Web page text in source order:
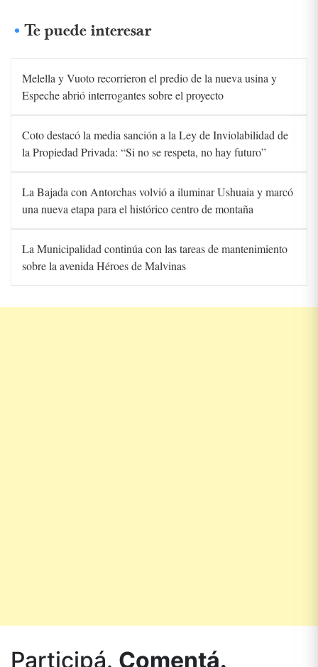
Te puede interesar
Melella y Vuoto recorrieron el predio de la nueva usina y
Espeche abrió interrogantes sobre el proyecto
Coto destacó la media sanción a la Ley de Inviolabilidad de
la Propiedad Privada: “Si no se respeta, no hay futuro”
La Bajada con Antorchas volvió a iluminar Ushuaia y marcó
una nueva etapa para el histórico centro de montaña
La Municipalidad continúa con las tareas de mantenimiento
sobre la avenida Héroes de Malvinas
Participá. Comentá.